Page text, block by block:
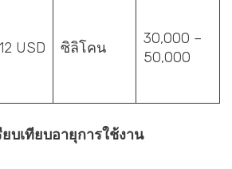
USD ซิลิโคน
30,000 –
50,000
บเทียบอายุการใช้งาน